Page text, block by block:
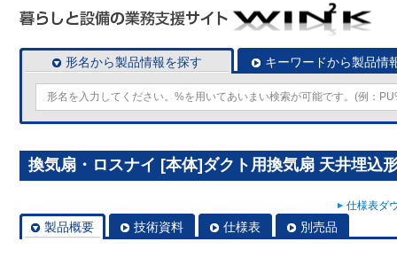
形名から製品情報を探す キーワードから製品情
換気扇・ロスナイ [本体]ダクト用換気扇 天井埋込
仕様表ダ
製品概要 技術資料 仕様表 別売品